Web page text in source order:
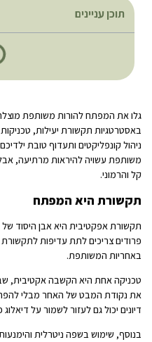
תוכן עניינים
גלו את המפתח להורות משותפת
באסטרטגיות תקשורת יעילות,
ניהול קונפליקטים ותעדוף טובת
משותפת עשויה להיראות מרתיעה,
קל והרמוני.
תקשורת היא המפתח
תקשורת אפקטיבית היא אבן היסוד
פרודים צריכים לתת עדיפות
באחריות המשותפת.
טכניקה אחת היא הקשבה אקטיבית,
את נקודת המבט של האחר מבלי
דיונים יכול גם לעזור לשמור על דיאלוג
בנוסף, שימוש בשפה ניטרלית